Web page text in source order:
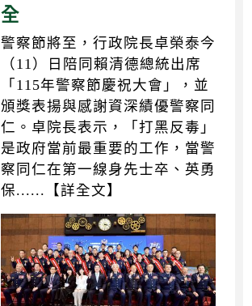
全
警察節將至，行政院長卓榮泰今
（11）日陪同賴清德總統出席
「115年警察節慶祝大會」，並
頒獎表揚與感謝資深績優警察同
仁。卓院長表示，「打黑反毒」
是政府當前最重要的工作，當警
察同仁在第一線身先士卒、英勇
保......【詳全文】